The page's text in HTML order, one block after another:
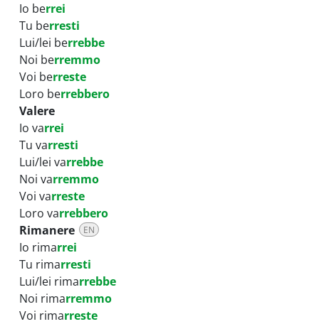
Io berrei
Tu berresti
Lui/lei berrebbe
Noi berremmo
Voi berreste
Loro berrebbero
Valere
Io varrei
Tu varresti
Lui/lei varrebbe
Noi varremmo
Voi varreste
Loro varrebbero
Rimanere
EN
Io rimarrei
Tu rimarresti
Lui/lei rimarrebbe
Noi rimarremmo
Voi rimarreste